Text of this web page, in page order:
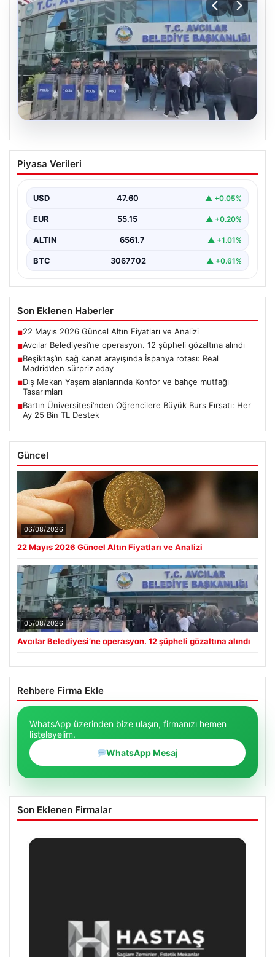
05.08.2026
Avcılar Belediyesi’ne operasyon. 12
şüpheli gözaltına alındı
Piyasa Verileri
USD 47.60 ▲ +0.05%
EUR 55.15 ▲ +0.20%
ALTIN 6561.7 ▲ +1.01%
BTC 3067702 ▲ +0.61%
Son Eklenen Haberler
■22 Mayıs 2026 Güncel Altın Fiyatları ve Analizi
■Avcılar Belediyesi’ne operasyon. 12 şüpheli gözaltına alındı
■Beşiktaş’ın sağ kanat arayışında İspanya rotası: Real
Madrid’den sürpriz aday
■Dış Mekan Yaşam alanlarında Konfor ve bahçe mutfağı
Tasarımları
■Bartın Üniversitesi’nden Öğrencilere Büyük Burs Fırsatı: Her
Ay 25 Bin TL Destek
Güncel
06/08/2026
22 Mayıs 2026 Güncel Altın Fiyatları ve Analizi
05/08/2026
Avcılar Belediyesi’ne operasyon. 12 şüpheli gözaltına alındı
Rehbere Firma Ekle
WhatsApp üzerinden bize ulaşın, firmanızı hemen
listeleyelim.
WhatsApp Mesaj
Son Eklenen Firmalar